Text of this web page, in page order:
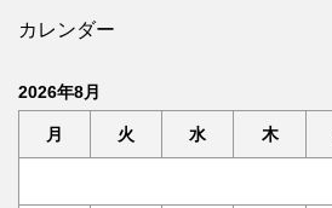
カレンダー
2026年8月
月 火 水 木